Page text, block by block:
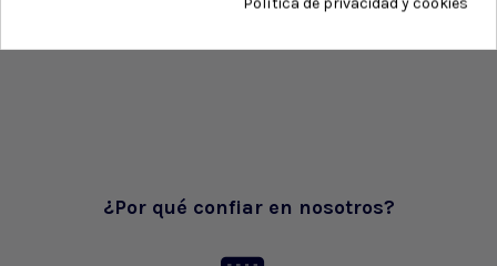
¿Por qué confiar en nosotros?